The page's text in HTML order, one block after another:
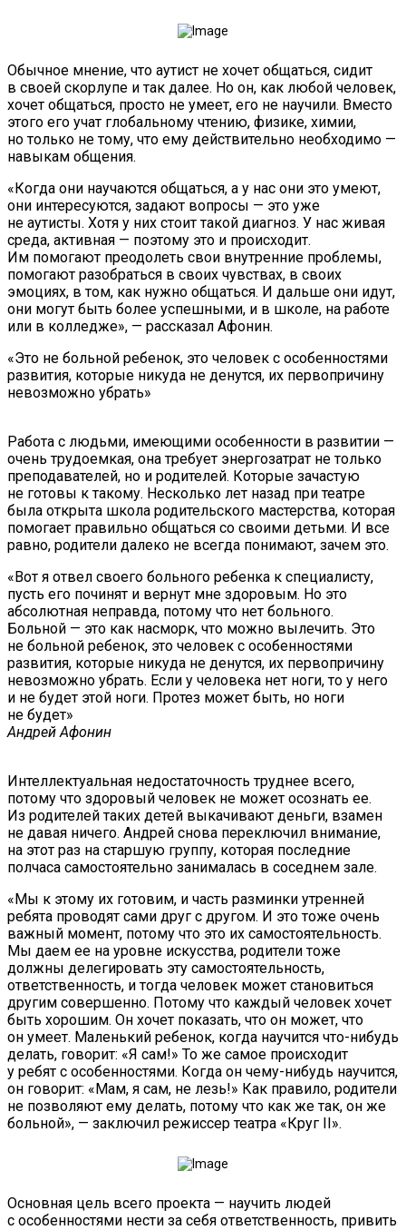
Обычное мнение, что аутист не хочет общаться, сидит
в своей скорлупе и так далее. Но он, как любой человек,
хочет общаться, просто не умеет, его не научили. Вместо
этого его учат глобальному чтению, физике, химии,
но только не тому, что ему действительно необходимо —
навыкам общения.
«Когда они научаются общаться, а у нас они это умеют,
они интересуются, задают вопросы — это уже
не аутисты. Хотя у них стоит такой диагноз. У нас живая
среда, активная — поэтому это и происходит.
Им помогают преодолеть свои внутренние проблемы,
помогают разобраться в своих чувствах, в своих
эмоциях, в том, как нужно общаться. И дальше они идут,
они могут быть более успешными, и в школе, на работе
или в колледже», — рассказал Афонин.
«Это не больной ребенок, это человек с особенностями
развития, которые никуда не денутся, их первопричину
невозможно убрать»
Работа с людьми, имеющими особенности в развитии —
очень трудоемкая, она требует энергозатрат не только
преподавателей, но и родителей. Которые зачастую
не готовы к такому. Несколько лет назад при театре
была открыта школа родительского мастерства, которая
помогает правильно общаться со своими детьми. И все
равно, родители далеко не всегда понимают, зачем это.
«Вот я отвел своего больного ребенка к специалисту,
пусть его починят и вернут мне здоровым. Но это
абсолютная неправда, потому что нет больного.
Больной — это как насморк, что можно вылечить. Это
не больной ребенок, это человек с особенностями
развития, которые никуда не денутся, их первопричину
невозможно убрать. Если у человека нет ноги, то у него
и не будет этой ноги. Протез может быть, но ноги
не будет»
Андрей Афонин
Интеллектуальная недостаточность труднее всего,
потому что здоровый человек не может осознать ее.
Из родителей таких детей выкачивают деньги, взамен
не давая ничего. Андрей снова переключил внимание,
на этот раз на старшую группу, которая последние
полчаса самостоятельно занималась в соседнем зале.
«Мы к этому их готовим, и часть разминки утренней
ребята проводят сами друг с другом. И это тоже очень
важный момент, потому что это их самостоятельность.
Мы даем ее на уровне искусства, родители тоже
должны делегировать эту самостоятельность,
ответственность, и тогда человек может становиться
другим совершенно. Потому что каждый человек хочет
быть хорошим. Он хочет показать, что он может, что
он умеет. Маленький ребенок, когда научится что-нибудь
делать, говорит: «Я сам!» То же самое происходит
у ребят с особенностями. Когда он чему-нибудь научится,
он говорит: «Мам, я сам, не лезь!» Как правило, родители
не позволяют ему делать, потому что как же так, он же
больной», — заключил режиссер театра «Круг II».
Основная цель всего проекта — научить людей
с особенностями нести за себя ответственность, привить